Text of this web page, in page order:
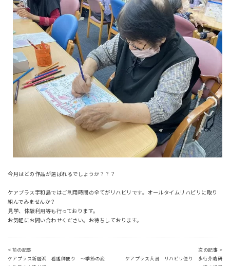
今月はどの作品が選ばれるでしょうか？？？
ケアプラス宇和島ではご利用時間の全てがリハビリです。オールタイムリハビリに取り
組んでみませんか？
見学、体験利用等も行っております。
お気軽にお問い合わせください。お待ちしております。
< 前の記事
ケアプラス新居浜 看護師便り ～季節の変
次の記事 >
ケアプラス大洲 リハビリ便り 歩行介助研